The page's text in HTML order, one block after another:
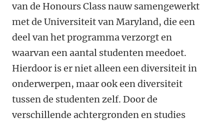
van de Honours Class nauw samengewerkt
met de Universiteit van Maryland, die een
deel van het programma verzorgt en
waarvan een aantal studenten meedoet.
Hierdoor is er niet alleen een diversiteit in
onderwerpen, maar ook een diversiteit
tussen de studenten zelf. Door de
verschillende achtergronden en studies